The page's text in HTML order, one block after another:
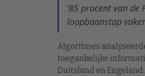
’85 procent van
loopbaanstap
Algoritmes
toegankelijke
Duitsland en